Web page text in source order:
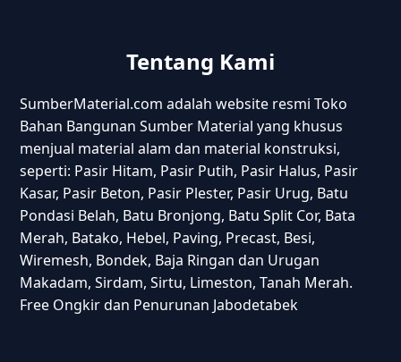
Tentang Kami
SumberMaterial.com adalah website resmi Toko
Bahan Bangunan Sumber Material yang khusus
menjual material alam dan material konstruksi,
seperti: Pasir Hitam, Pasir Putih, Pasir Halus, Pasir
Kasar, Pasir Beton, Pasir Plester, Pasir Urug, Batu
Pondasi Belah, Batu Bronjong, Batu Split Cor, Bata
Merah, Batako, Hebel, Paving, Precast, Besi,
Wiremesh, Bondek, Baja Ringan dan Urugan
Makadam, Sirdam, Sirtu, Limeston, Tanah Merah.
Free Ongkir dan Penurunan Jabodetabek